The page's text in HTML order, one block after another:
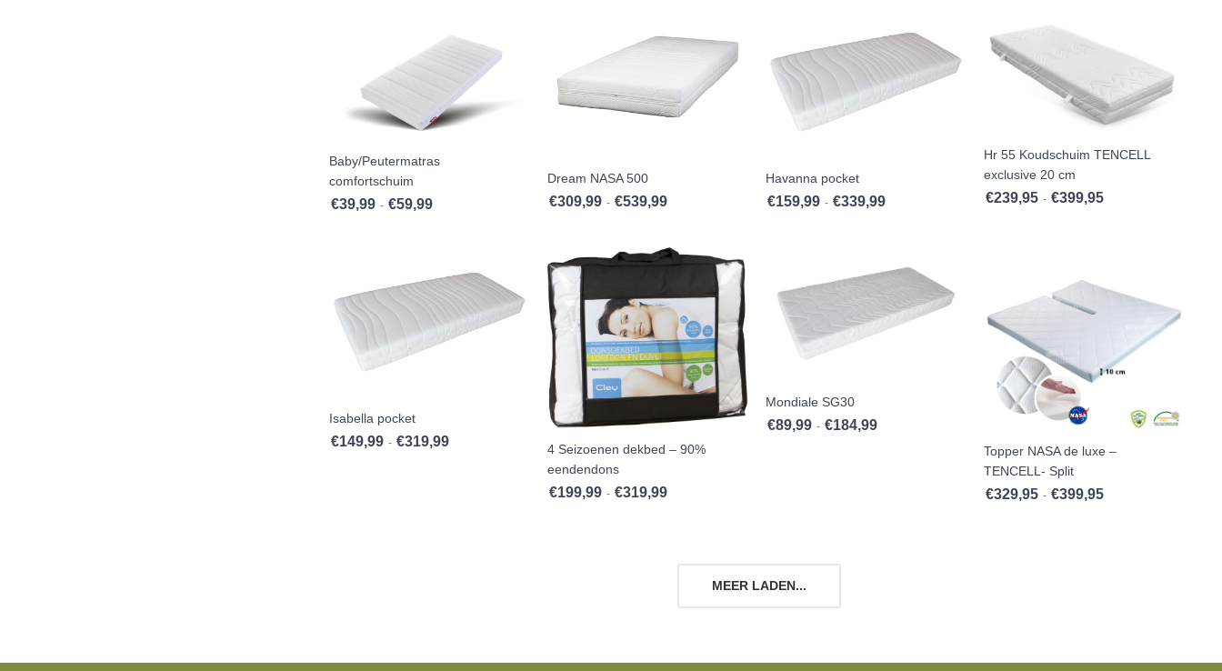
Baby/Peutermatras
comfortschuim
€39,99 - €59,99 Prijsklasse: €39,99 tot €59,99
Dream NASA 500
€309,99 - €539,99 Prijsklasse: €309,99 tot €539,99
Havanna pocket
€159,99 - €339,99 Prijsklasse: €159,99 tot €339,99
Hr 55 Koudschuim TENCELL
exclusive 20 cm
€239,95 - €399,95
Isabella pocket
€149,99 - €319,99
4 Seizoenen dekbed – 90%
eendendons
€199,99 - €319,99
Mondiale SG30
€89,99 - €184,99
Topper NASA de luxe –
TENCELL- Split
€329,95 - €399,95
MEER LADEN...